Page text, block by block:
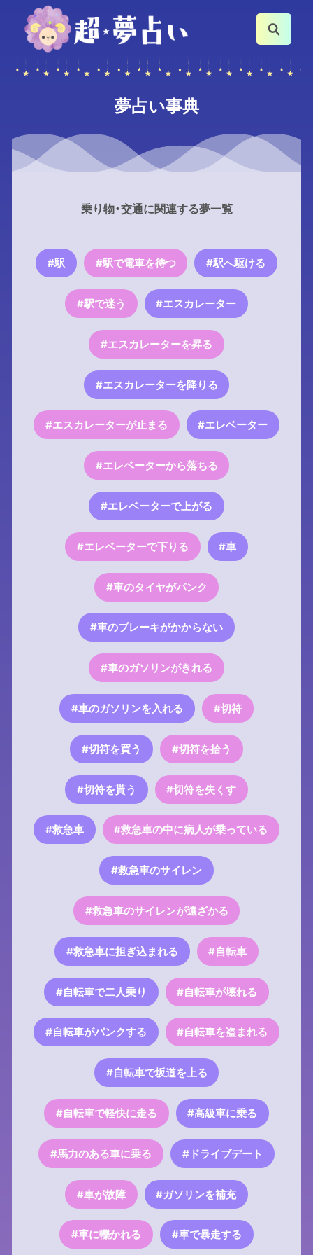
夢占い事典
乗り物・交通に関連する夢一覧
#駅 #駅で電車を待つ #駅へ駆ける
#駅で迷う #エスカレーター
#エスカレーターを昇る
#エスカレーターを降りる
#エスカレーターが止まる #エレベーター
#エレベーターから落ちる
#エレベーターで上がる
#エレベーターで下りる #車
#車のタイヤがパンク
#車のブレーキがかからない
#車のガソリンがきれる
#車のガソリンを入れる #切符
#切符を買う #切符を拾う
#切符を貰う #切符を失くす
#救急車 #救急車の中に病人が乗っている
#救急車のサイレン
#救急車のサイレンが遠ざかる
#救急車に担ぎ込まれる #自転車
#自転車で二人乗り #自転車が壊れる
#自転車がパンクする #自転車を盗まれる
#自転車で坂道を上る
#自転車で軽快に走る #高級車に乗る
#馬力のある車に乗る #ドライブデート
#車が故障 #ガソリンを補充
#車に轢かれる #車で暴走する